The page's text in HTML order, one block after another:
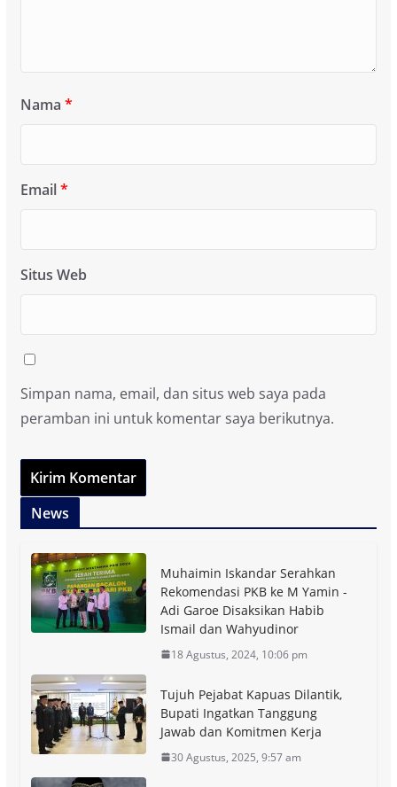
Nama *
Email*
Situs Web
Simpan nama, email, dan situs web saya pada
peramban ini untuk komentar saya berikutnya.
News
Muhaimin Iskandar Serahkan
Rekomendasi PKB ke M Yamin -
Adi Garoe Disaksikan Habib
Ismail dan Wahyudinor
18 Agustus, 2024, 10:06 pm
Tujuh Pejabat Kapuas Dilantik,
Bupati Ingatkan Tanggung
Jawab dan Komitmen Kerja
30 Agustus, 2025, 9:57 am